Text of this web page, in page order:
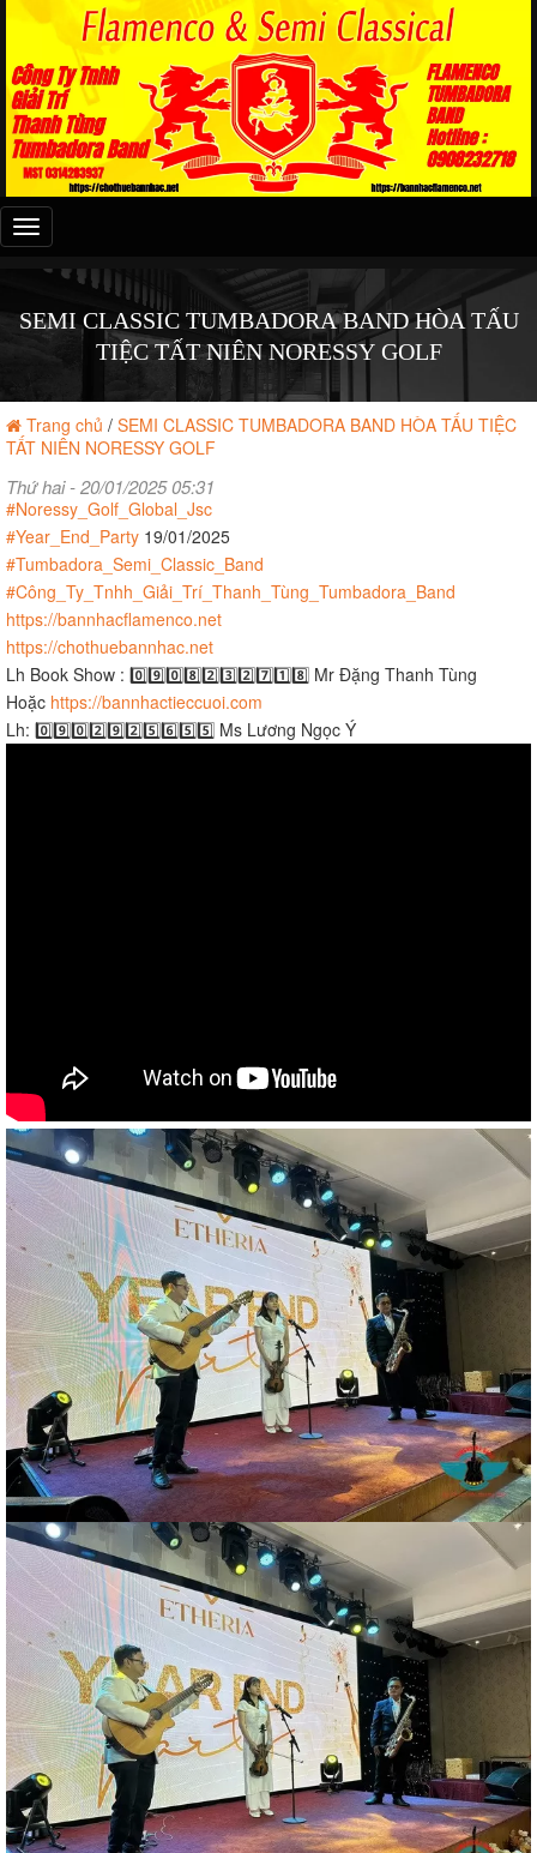
Đây
là
menu
SEMI CLASSIC TUMBADORA BAND HÒA TẤU
TIỆC TẤT NIÊN NORESSY GOLF
Trang chủ / SEMI CLASSIC TUMBADORA BAND HÒA TẤU TIỆC
TẤT NIÊN NORESSY GOLF
Thứ hai - 20/01/2025 05:31
#Noressy_Golf_Global_Jsc
#Year_End_Party 19/01/2025
#Tumbadora_Semi_Classic_Band
#Công_Ty_Tnhh_Giải_Trí_Thanh_Tùng_Tumbadora_Band
https://bannhacflamenco.net
https://chothuebannhac.net
Lh Book Show : 0️⃣9️⃣0️⃣8️⃣2️⃣3️⃣2️⃣7️⃣1️⃣8️⃣ Mr Đặng Thanh Tùng
Hoặc https://bannhactieccuoi.com​​​
Lh: 0️⃣9️⃣0️⃣2️⃣9️⃣2️⃣5️⃣6️⃣5️⃣5️⃣ Ms Lương Ngọc Ý